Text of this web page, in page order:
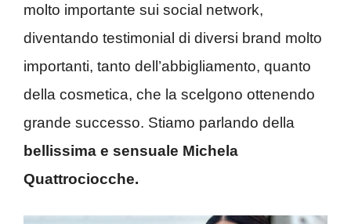
molto importante sui social network,
diventando testimonial di diversi brand molto
importanti, tanto dell’abbigliamento, quanto
della cosmetica, che la scelgono ottenendo
grande successo. Stiamo parlando della
bellissima e sensuale Michela
Quattrociocche.